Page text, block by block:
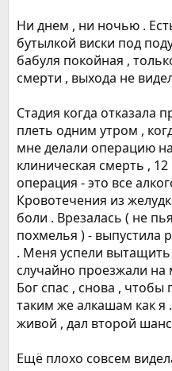
Ни днем , ни ночью .
бутылкой виски под
бабуля покойная ,
смерти , выхода не
Стадия когда отказала
плеть одним утром ,
мне делали операцию
клиническая смерть ,
операция - это все
Кровотечения из
боли . Врезалась ( не
похмелья ) - выпустила
. Меня успели
случайно проезжали
Бог спас , снова ,
таким же алкашам как я
живой , дал второй
Ещё плохо совсем